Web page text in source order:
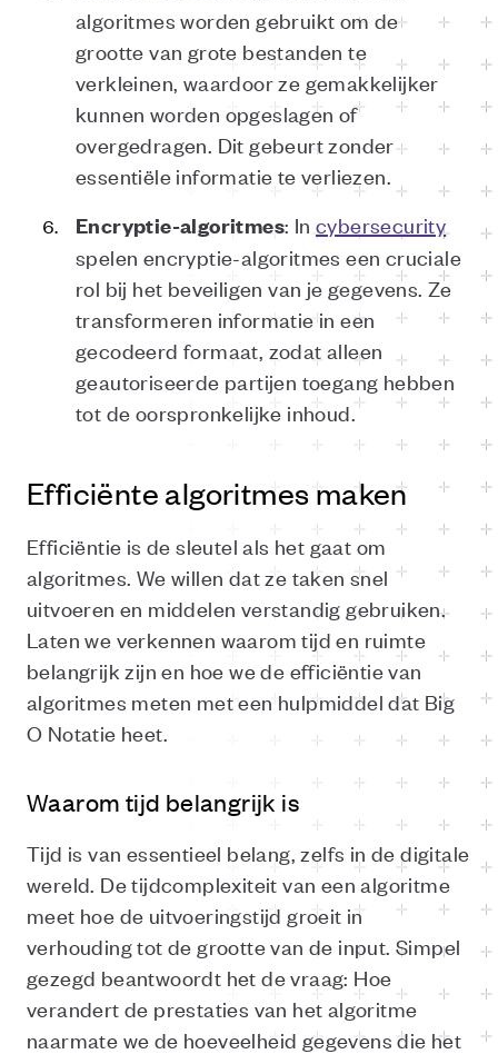
algoritmes worden gebruikt om de
grootte van grote bestanden te
verkleinen, waardoor ze gemakkelijker
kunnen worden opgeslagen of
overgedragen. Dit gebeurt zonder
essentiële informatie te verliezen.
Encryptie-algoritmes: In cybersecurity
spelen encryptie-algoritmes een cruciale
rol bij het beveiligen van je gegevens. Ze
transformeren informatie in een
gecodeerd formaat, zodat alleen
geautoriseerde partijen toegang hebben
tot de oorspronkelijke inhoud.
Efficiënte algoritmes maken
Efficiëntie is de sleutel als het gaat om
algoritmes. We willen dat ze taken snel
uitvoeren en middelen verstandig gebruiken.
Laten we verkennen waarom tijd en ruimte
belangrijk zijn en hoe we de efficiëntie van
algoritmes meten met een hulpmiddel dat Big
O Notatie heet.
Waarom tijd belangrijk is
Tijd is van essentieel belang, zelfs in de digitale
wereld. De tijdcomplexiteit van een algoritme
meet hoe de uitvoeringstijd groeit in
verhouding tot de grootte van de input. Simpel
gezegd beantwoordt het de vraag: Hoe
verandert de prestaties van het algoritme
naarmate we de hoeveelheid gegevens die het